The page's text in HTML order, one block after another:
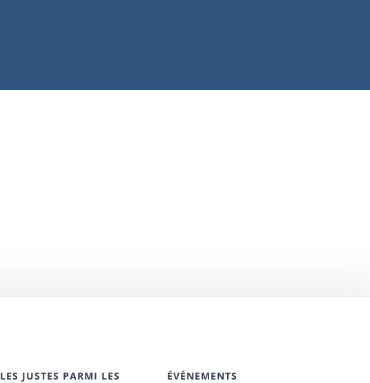
LES JUSTES PARMI LES
ÉVÉNEMENTS